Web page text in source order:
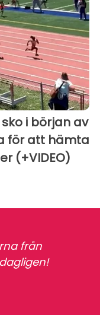
i början av
för att hämta
(+VIDEO)
från